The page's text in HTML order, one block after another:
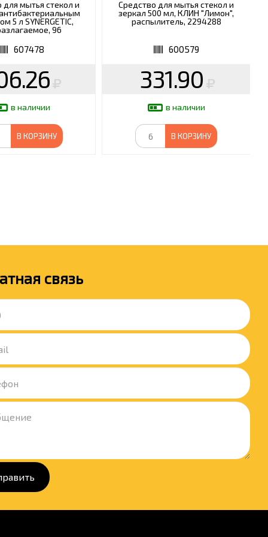
для мытья стекол и
5 л SYNERGETIC,
96
607478
в наличии
В КОРЗИНУ
Средство для мытья стекол и
зеркал 500 мл, КЛИН "Лимон",
распылитель, 2294288
600579
331.90
в наличии
В КОРЗИНУ
связь